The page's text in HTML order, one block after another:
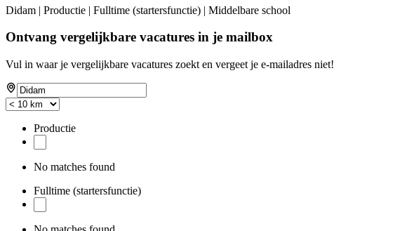
Didam | Productie | Fulltime (startersfunctie) | Middelbare school
Ontvang vergelijkbare vacatures in je mailbox
Vul in waar je vergelijkbare vacatures zoekt en vergeet je e-mailadres niet!
Productie
No matches found
Fulltime (startersfunctie)